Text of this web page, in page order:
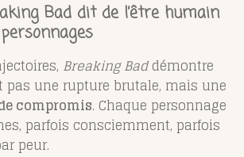
Bad dit de l’être humain
Breaking Baddémontre
pas une rupture brutale, mais une
compromis. Chaque personnage
parfois consciemment, parfois
peur.